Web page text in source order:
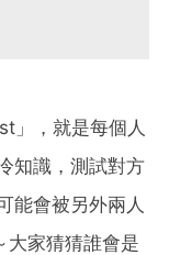
」，就是每個人
知識，測試對方
能會被另外兩人
大家猜猜誰會是